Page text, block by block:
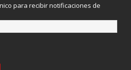
para recibir notificaciones de